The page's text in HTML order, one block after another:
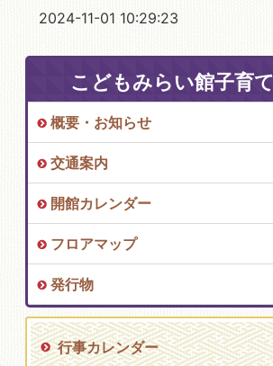
2024-11-01 10:29:23
こどもみらい館子育
概要・お知らせ
交通案内
開館カレンダー
フロアマップ
発行物
行事カレンダー